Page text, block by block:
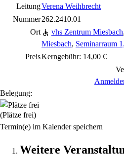
LeitungVerena Weihbrecht
Nummer262.2410.01
Ort
vhs Zentrum Miesbach,
Miesbach, Seminarraum
PreisKerngebühr: 14,00 €
Belegung:
(Plätze frei)
Termin(e) im Kalender speichern
Weitere